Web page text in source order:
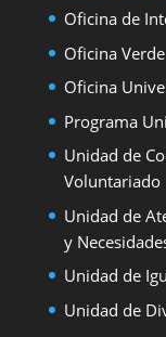
Oficina de
Oficina Verde
Oficina
Programa
Unidad de
Voluntariado
Unidad de
y
Unidad de
Unidad de